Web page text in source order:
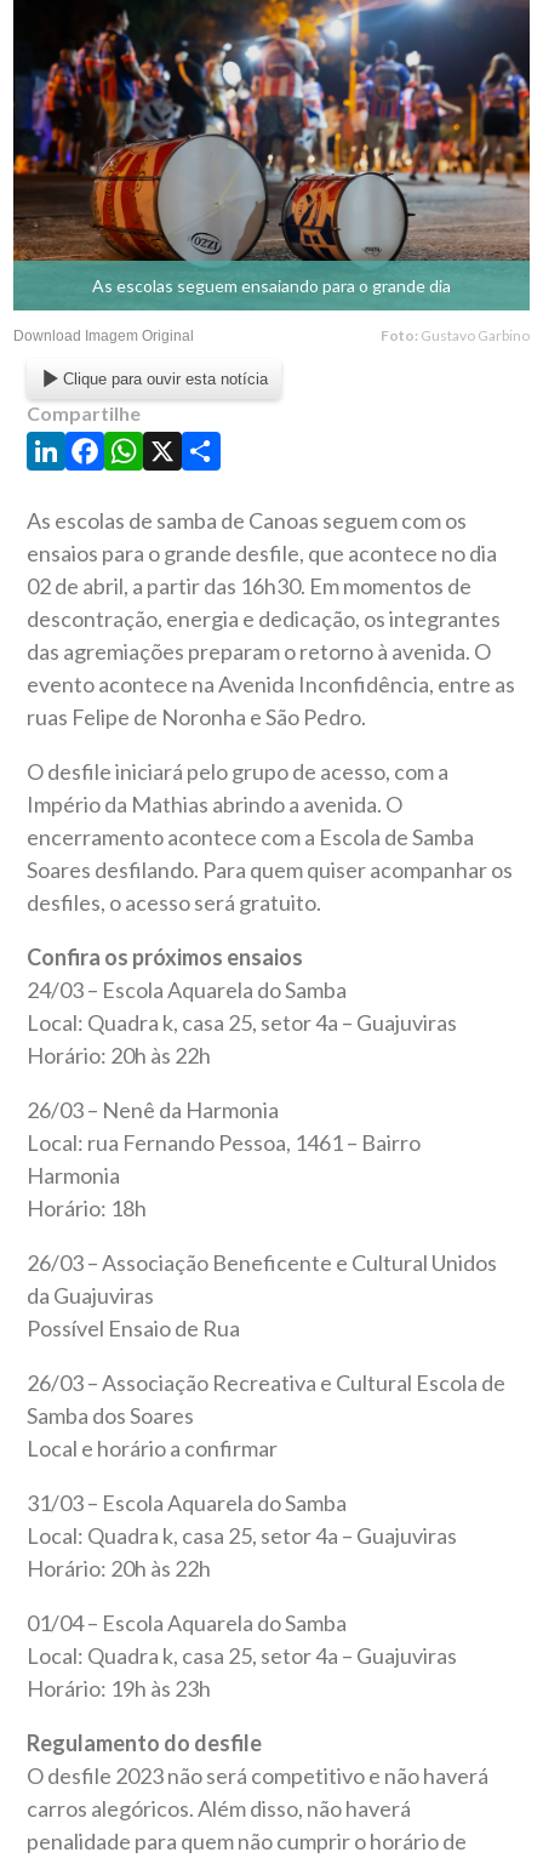
As escolas seguem ensaiando para o grande dia
Download Imagem Original Foto: Gustavo Garbino
Clique para ouvir esta notícia
Compartilhe
LinkedIn
Facebook
WhatsApp
X Share
As escolas de samba de Canoas seguem com os
ensaios para o grande desfile, que acontece no dia
02 de abril, a partir das 16h30. Em momentos de
descontração, energia e dedicação, os integrantes
das agremiações preparam o retorno à avenida. O
evento acontece na Avenida Inconfidência, entre as
ruas Felipe de Noronha e São Pedro.
O desfile iniciará pelo grupo de acesso, com a
Império da Mathias abrindo a avenida. O
encerramento acontece com a Escola de Samba
Soares desfilando. Para quem quiser acompanhar os
desfiles, o acesso será gratuito.
Confira os próximos ensaios
24/03 – Escola Aquarela do Samba
Local: Quadra k, casa 25, setor 4a – Guajuviras
Horário: 20h às 22h
26/03 – Nenê da Harmonia
Local: rua Fernando Pessoa, 1461 – Bairro
Harmonia
Horário: 18h
26/03 – Associação Beneficente e Cultural Unidos
da Guajuviras
Possível Ensaio de Rua
26/03 – Associação Recreativa e Cultural Escola de
Samba dos Soares
Local e horário a confirmar
31/03 – Escola Aquarela do Samba
Local: Quadra k, casa 25, setor 4a – Guajuviras
Horário: 20h às 22h
01/04 – Escola Aquarela do Samba
Local: Quadra k, casa 25, setor 4a – Guajuviras
Horário: 19h às 23h
Regulamento do desfile
O desfile 2023 não será competitivo e não haverá
carros alegóricos. Além disso, não haverá
penalidade para quem não cumprir o horário de